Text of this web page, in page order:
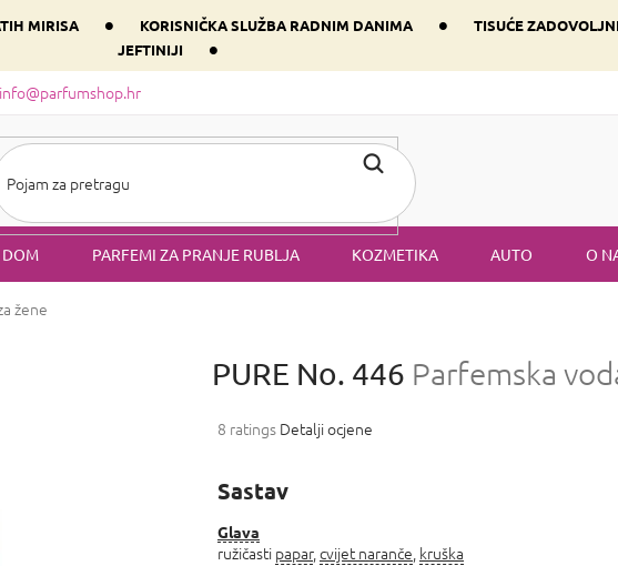
MIRISA • KORISNIČKA SLUŽBA RADNIM DANIMA • TISUĆE
JEFTINIJI
•
info@parfumshop.hr
srca prema dominantnoj komponenti
DOM PARFEMI ZA PRANJE RUBLJA KOZMETIKA AUTO O
žene
PURE No. 446 Parfemska
Prosječna
je
od
5
8 ratings Detalji ocjene
Sastav
Glava
ružičasti papar, cvijet naranče kruška